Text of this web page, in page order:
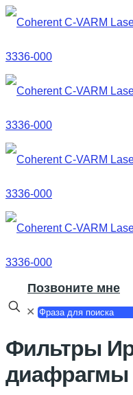
Позвоните мне
✕
Фильтры
диафрагмы